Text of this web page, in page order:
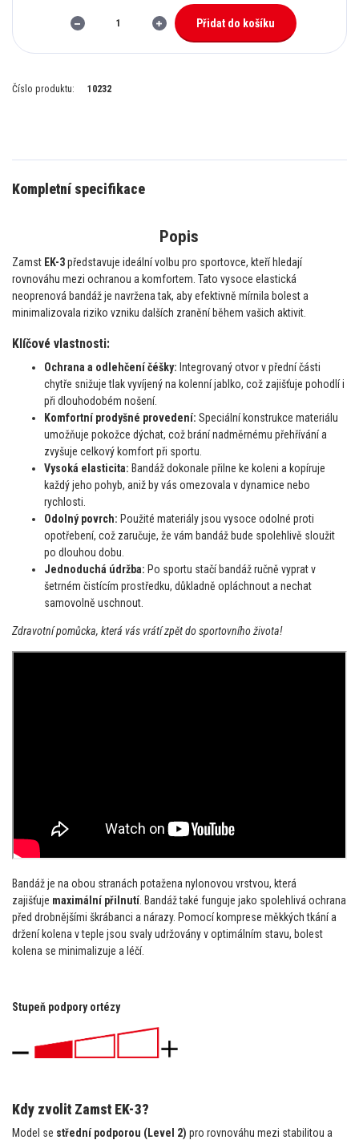
Přidat do košíku
Číslo produktu: 10232
Kompletní specifikace
Popis
Zamst EK-3představuje ideální volbu pro sportovce, kteří hledají
rovnováhu mezi ochranou a komfortem. Tato vysoce elastická
neoprenová bandáž je navržena tak, aby efektivně mírnila bolest a
minimalizovala riziko vzniku dalších zranění během vašich aktivit.
Klíčové vlastnosti:
Ochrana a odlehčení čéšky: Integrovaný otvor v přední části
chytře snižuje tlak vyvíjený na kolenní jablko, což zajišťuje pohodlí i
při dlouhodobém nošení.
Komfortní prodyšné provedení: Speciální konstrukce materiálu
umožňuje pokožce dýchat, což brání nadměrnému přehřívání a
zvyšuje celkový komfort při sportu.
Vysoká elasticita: Bandáž dokonale přilne ke koleni a kopíruje
každý jeho pohyb, aniž by vás omezovala v dynamice nebo
rychlosti.
Odolný povrch: Použité materiály jsou vysoce odolné proti
opotřebení, což zaručuje, že vám bandáž bude spolehlivě sloužit
po dlouhou dobu.
Jednoduchá údržba: Po sportu stačí bandáž ručně vyprat v
šetrném čistícím prostředku, důkladně opláchnout a nechat
samovolně uschnout.
Zdravotní pomůcka, která vás vrátí zpět do sportovního života!
Bandáž je na obou stranách potažena nylonovou vrstvou, která
zajišťuje maximální přilnutí. Bandáž také funguje jako spolehlivá ochrana
před drobnějšími škrábanci a nárazy. Pomocí komprese měkkých tkání a
držení kolena v teple jsou svaly udržovány v optimálním stavu, bolest
kolena se minimalizuje a léčí.
Stupeň podpory ortézy
Kdy zvolit Zamst EK-3?
Model se střední podporou (Level 2) pro rovnováhu mezi stabilitou a